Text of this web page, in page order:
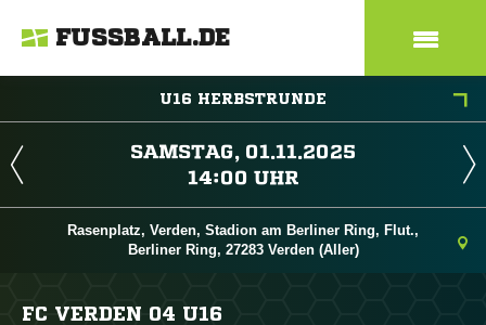
FUSSBALL.DE
U16 HERBSTRUNDE
 
 
Rasenplatz, Verden, Stadion am Berliner Ring, Flut.,
Berliner Ring, 27283 Verden (Aller)
FC VERDEN 04 U16